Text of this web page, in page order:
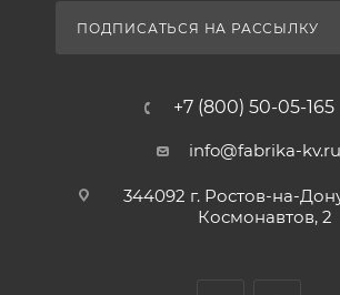
ПОДПИСАТЬСЯ НА РАССЫЛКУ
+7 (800) 50-05-165
info@fabrika-kv.ru
344092 г. Ростов-на-
Космонавтов, 2